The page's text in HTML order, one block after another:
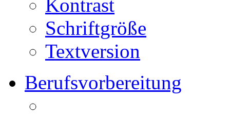
Kontrast
Schriftgröße
Textversion
Berufsvorbereitung